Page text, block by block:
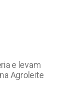
e levam
Agroleite